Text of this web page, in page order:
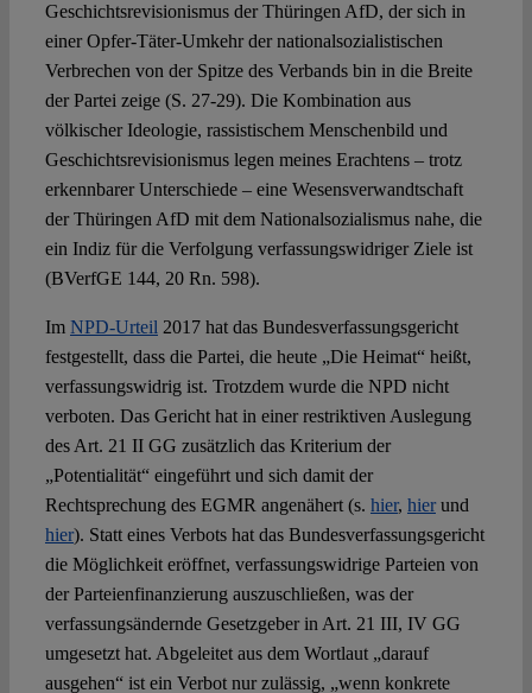
Geschichtsrevisionismus der Thüringen AfD, der sich in
einer Opfer-Täter-Umkehr der nationalsozialistischen
Verbrechen von der Spitze des Verbands bin in die Breite
der Partei zeige (S. 27-29). Die Kombination aus
völkischer Ideologie, rassistischem Menschenbild und
Geschichtsrevisionismus legen meines Erachtens – trotz
erkennbarer Unterschiede – eine Wesensverwandtschaft
der Thüringen AfD mit dem Nationalsozialismus nahe, die
ein Indiz für die Verfolgung verfassungswidriger Ziele ist
(BVerfGE 144, 20 Rn. 598).
Im NPD-Urteil 2017 hat das Bundesverfassungsgericht
festgestellt, dass die Partei, die heute „Die Heimat“ heißt,
verfassungswidrig ist. Trotzdem wurde die NPD nicht
verboten. Das Gericht hat in einer restriktiven Auslegung
des Art. 21 II GG zusätzlich das Kriterium der
„Potentialität“ eingeführt und sich damit der
Rechtsprechung des EGMR angenähert (s. hier, hierund
hier). Statt eines Verbots hat das Bundesverfassungsgericht
die Möglichkeit eröffnet, verfassungswidrige Parteien von
der Parteienfinanzierung auszuschließen, was der
verfassungsändernde Gesetzgeber in Art. 21 III, IV GG
umgesetzt hat. Abgeleitet aus dem Wortlaut „darauf
ausgehen“ ist ein Verbot nur zulässig, „wenn konkrete